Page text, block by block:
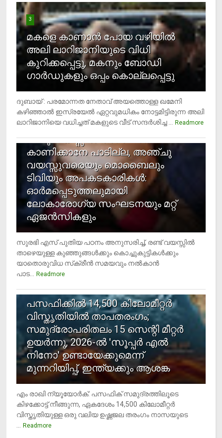
3
മകളെ കാണാന്‍ പോയ വഴിയില്‍
അലി ലാറിജാനിയുടെ വിധി
കുറിക്കപ്പെട്ടു, മകനും ബോഡി
ഗാര്‍ഡുകളും ഒപ്പം കൊല്ലപ്പെട്ടു
ദുബായ് : പരമോന്നത നേതാവ് അയത്തൊള്ള ഖമേനി
കഴിഞ്ഞാല്‍ ഇസ്രയേല്‍ ഏറ്റവുമധികം നോട്ടമിട്ടിരുന്ന അലി
ലാറിജാനിയെ വധിച്ചത് മകളുടെ വീട് സന്ദര്‍ശിച്ച ...
Readmore
4
രണ്ടു വയസ്സില്‍ താഴെ സ്‌ക്രീന്‍
കാണിക്കാനേ പാടില്ല, അഞ്ചു
വയസ്സുവരെയും മൊബൈലും
ടിവിയും അപകടകാരികള്‍:
ഓര്‍മപ്പെടുത്തലുമായി
ലോകാരോഗ്യ സംഘടനയും മറ്റ്
ഏജന്‍സികളും
സുരഭി എസ് പുതിയ പഠനം അനുസരിച്ച്, രണ്ട് വയസ്സില്‍
താഴെയുള്ള കുഞ്ഞുങ്ങള്‍ക്കും കൊച്ചുകുട്ടികള്‍ക്കും
യാതൊരുവിധ സ്‌ക്രീന്‍ സമയവും നല്‍കാന്‍
പാട...
Readmore
പസഫിക്കില്‍ 14,500 കിലോമീറ്റര്‍
വിസ്തൃതിയില്‍ താപതരംഗം;
സമുദ്രോപരിതലം 15 സെന്റി മീറ്റര്‍
ഉയര്‍ന്നു, 2026-ല്‍ 'സൂപ്പര്‍ എല്‍
നിനോ' ഉണ്ടായേക്കുമെന്ന്
മുന്നറിയിപ്പ്, ഇന്ത്യക്കും ആശങ്ക
എം രാഖി ന്യൂയോര്‍ക്: പസഫിക് സമുദ്രത്തിലൂടെ
കിഴക്കോട്ട് നീങ്ങുന്ന, ഏകദേശം 14,500 കിലോമീറ്റര്‍
വിസ്തൃതിയുള്ള ഒരു വലിയ ഉഷ്ണജല തരംഗം നാസയുടെ
Readmore